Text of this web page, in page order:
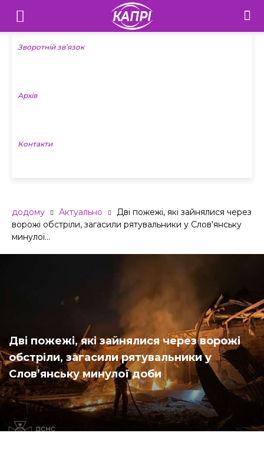
Телебачення
«Капрі»
Новини
Зворотній зв’язок
Архів
Контакти
додому Актуально
Дві пожежі, які зайнялися через
ворожі обстріли, загасили рятувальники у Слов'янську
минулої...
Дві пожежі, які зайнялися через ворожі
обстріли, загасили рятувальники у
Слов’янську минулої доби